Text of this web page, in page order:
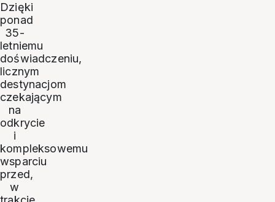
Dzięki
ponad
35-
letniemu
doświadczeniu,
licznym
destynacjom
czekającym
na
odkrycie
i
kompleksowemu
wsparciu
przed,
w